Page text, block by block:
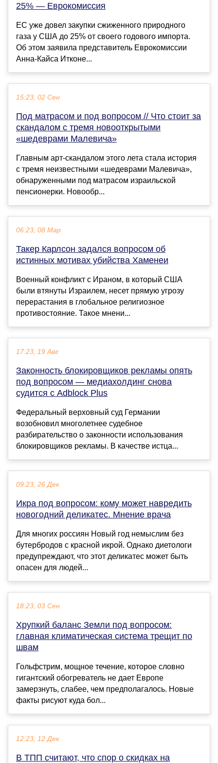
25% — Еврокомиссия
ЕС уже довел закупки сжиженного природного
газа у США до 25% от своего годового импорта.
Об этом заявила представитель Еврокомиссии
Анна-Кайса Итконе...
15:23, 02 Сен
Под матрасом и под вопросом // Что стоит за
скандалом с тремя новооткрытыми
«шедеврами Малевича»
Главным арт-скандалом этого лета стала история
с тремя неизвестными «шедеврами Малевича»,
обнаруженными под матрасом израильской
пенсионерки. Новообр...
06:23, 08 Мар
Такер Карлсон задался вопросом об
истинных мотивах убийства Хаменеи
Военный конфликт с Ираном, в который США
были втянуты Израилем, несет прямую угрозу
перерастания в глобальное религиозное
противостояние. Такое мнени...
17:23, 19 Авг
Законность блокировщиков рекламы опять
под вопросом — медиахолдинг снова
судится с Adblock Plus
Федеральный верховный суд Германии
возобновил многолетнее судебное
разбирательство о законности использования
блокировщиков рекламы. В качестве истца...
09:23, 26 Дек
Икра под вопросом: кому может навредить
новогодний деликатес. Мнение врача
Для многих россиян Новый год немыслим без
бутербродов с красной икрой. Однако диетологи
предупреждают, что этот деликатес может быть
опасен для людей...
18:23, 03 Сен
Хрупкий баланс Земли под вопросом:
главная климатическая система трещит по
швам
Гольфстрим, мощное течение, которое словно
гигантский обогреватель не дает Европе
замерзнуть, слабее, чем предполагалось. Новые
факты рисуют куда бол...
12:23, 12 Дек
В ТПП считают, что спор о скидках на